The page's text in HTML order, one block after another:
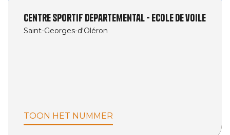
Centre sportif départemental - Ecole de voile
Saint-Georges-d'Oléron
TOON HET NUMMER